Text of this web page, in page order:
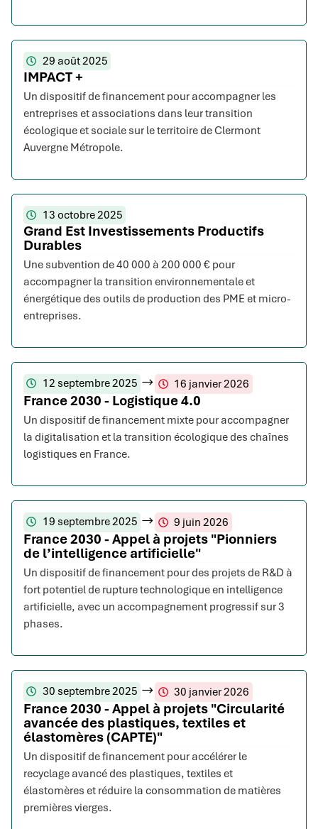
29 août 2025
IMPACT +
Un dispositif de financement pour accompagner les
entreprises et associations dans leur transition
écologique et sociale sur le territoire de Clermont
Auvergne Métropole.
13 octobre 2025
Grand Est Investissements Productifs
Durables
Une subvention de 40 000 à 200 000 € pour
accompagner la transition environnementale et
énergétique des outils de production des PME et micro-
entreprises.
12 septembre 2025 16 janvier 2026
France 2030 - Logistique 4.0
Un dispositif de financement mixte pour accompagner
la digitalisation et la transition écologique des chaînes
logistiques en France.
19 septembre 2025 9 juin 2026
France 2030 - Appel à projets "Pionniers
de l’intelligence artificielle"
Un dispositif de financement pour des projets de R&D à
fort potentiel de rupture technologique en intelligence
artificielle, avec un accompagnement progressif sur 3
phases.
30 septembre 2025 30 janvier 2026
France 2030 - Appel à projets "Circularité
avancée des plastiques, textiles et
élastomères (CAPTE)"
Un dispositif de financement pour accélérer le
recyclage avancé des plastiques, textiles et
élastomères et réduire la consommation de matières
premières vierges.